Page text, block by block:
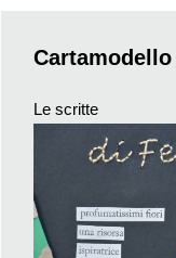
Cartamodello
Le scritte